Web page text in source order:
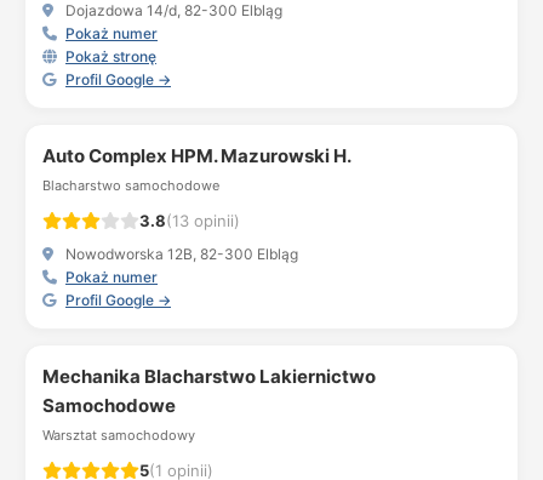
Dojazdowa 14/d, 82-300 Elbląg
Pokaż numer
Pokaż stronę
Profil Google →
Auto Complex HPM. Mazurowski H.
Blacharstwo samochodowe
3.8(13 opinii)
Nowodworska 12B, 82-300 Elbląg
Pokaż numer
Profil Google →
Mechanika Blacharstwo Lakiernictwo
Samochodowe
Warsztat samochodowy
5(1 opinii)